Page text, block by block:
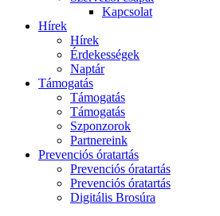
Kapcsolat
Hírek
Hírek
Érdekességek
Naptár
Támogatás
Támogatás
Támogatás
Szponzorok
Partnereink
Prevenciós óratartás
Prevenciós óratartás
Prevenciós óratartás
Digitális Brosúra